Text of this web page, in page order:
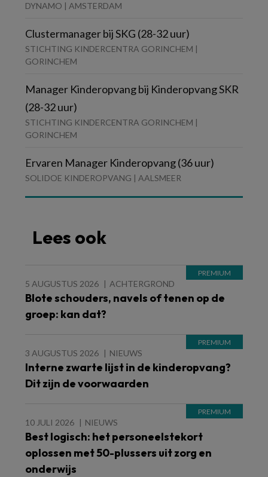
DYNAMO | AMSTERDAM
Clustermanager bij SKG (28-32 uur)
STICHTING KINDERCENTRA GORINCHEM |
GORINCHEM
Manager Kinderopvang bij Kinderopvang SKR
(28-32 uur)
STICHTING KINDERCENTRA GORINCHEM |
GORINCHEM
Ervaren Manager Kinderopvang (36 uur)
SOLIDOE KINDEROPVANG | AALSMEER
Lees ook
5 AUGUSTUS 2026 ACHTERGROND
Blote schouders, navels of tenen op de
groep: kan dat?
3 AUGUSTUS 2026 NIEUWS
Interne zwarte lijst in de kinderopvang?
Dit zijn de voorwaarden
10 JULI 2026 NIEUWS
Best logisch: het personeelstekort
oplossen met 50-plussers uit zorg en
onderwijs